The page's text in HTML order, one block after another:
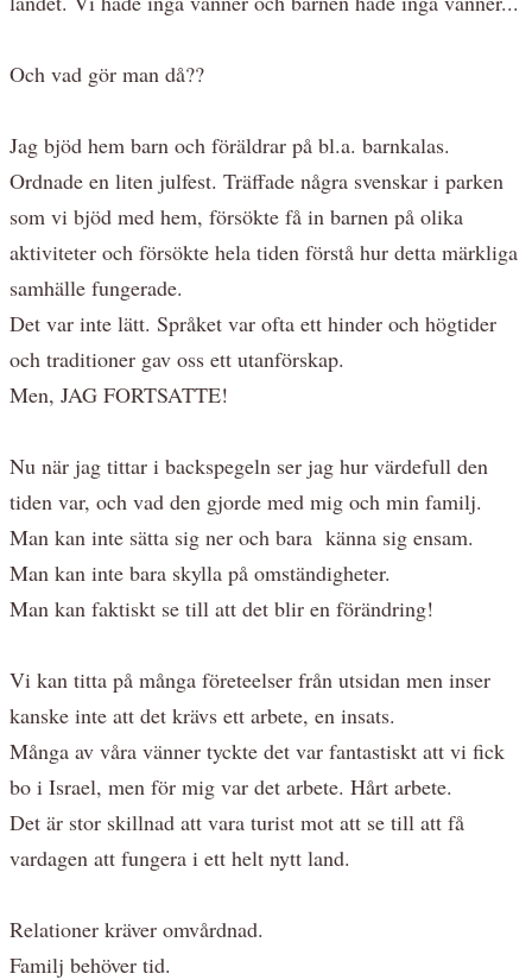
Och vad gör man då??
Jag bjöd hem barn och föräldrar på bl.a. barnkalas.
Ordnade en liten julfest. Träffade några svenskar i parken
som vi bjöd med hem, försökte få in barnen på olika
aktiviteter och försökte hela tiden förstå hur detta märkliga
samhälle fungerade.
Det var inte lätt. Språket var ofta ett hinder och högtider
och traditioner gav oss ett utanförskap.
Men, JAG FORTSATTE!
Nu när jag tittar i backspegeln ser jag hur värdefull den
tiden var, och vad den gjorde med mig och min familj.
Man kan inte sätta sig ner och bara känna sig ensam.
Man kan inte bara skylla på omständigheter.
Man kan faktiskt se till att det blir en förändring!
Vi kan titta på många företeelser från utsidan men inser
kanske inte att det krävs ett arbete, en insats.
Många av våra vänner tyckte det var fantastiskt att vi fick
bo i Israel, men för mig var det arbete. Hårt arbete.
Det är stor skillnad att vara turist mot att se till att få
vardagen att fungera i ett helt nytt land.
Relationer kräver omvårdnad.
Familj behöver tid.